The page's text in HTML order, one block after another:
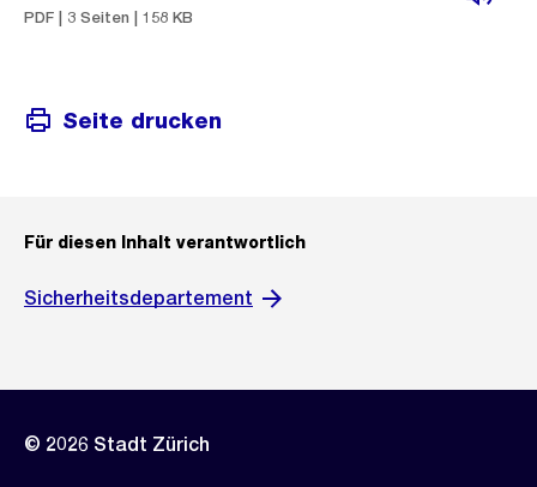
PDF | 3 Seiten | 158 KB
Seite drucken
Für diesen Inhalt verantwortlich
Sicherheitsdepartement
© 2026 Stadt Zürich